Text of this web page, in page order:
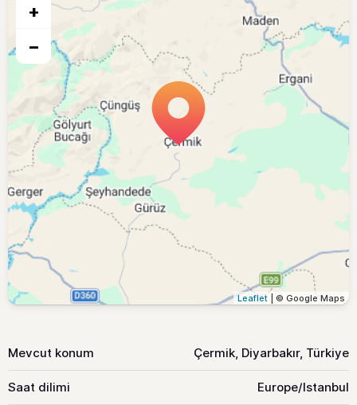
+
−
Leaflet | © Google Maps
Mevcut konum Çermik, Diyarbakır, Türkiye
Saat dilimi Europe/Istanbul